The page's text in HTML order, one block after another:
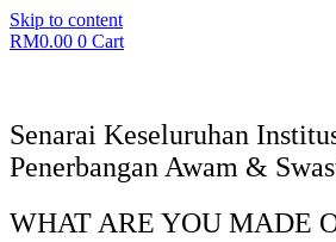
Skip to content
RM0.00 0 Cart
Senarai Keseluruhan
Penerbangan Awam &
WHAT ARE YOU MADE